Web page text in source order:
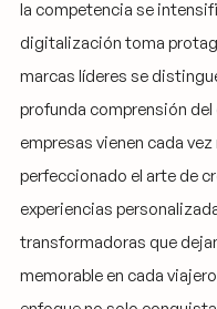
la competencia se
digitalización toma
marcas líderes se
profunda comprensión del
empresas vienen cada vez
perfeccionado el arte de
experiencias
transformadoras que
memorable en cada